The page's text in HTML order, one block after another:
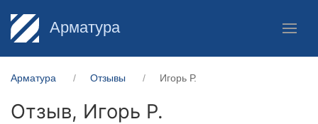
Арматура
Арматура Отзывы Игорь Р.
Отзыв, Игорь Р.